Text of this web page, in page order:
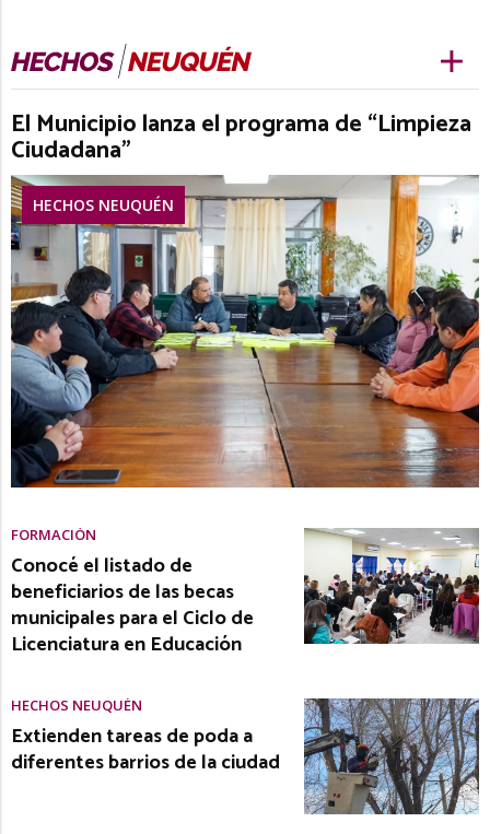
El Municipio lanza el programa de “Limpieza
Ciudadana”
HECHOS NEUQUÉN
FORMACIÓN
Conocé el listado de
beneficiarios de las becas
municipales para el Ciclo de
Licenciatura en Educación
HECHOS NEUQUÉN
Extienden tareas de poda a
diferentes barrios de la ciudad